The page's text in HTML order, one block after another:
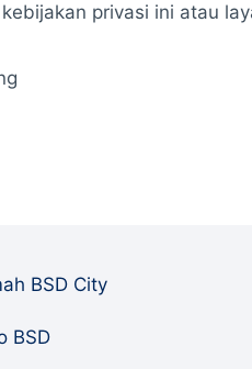
privasi ini atau
BSD City
BSD